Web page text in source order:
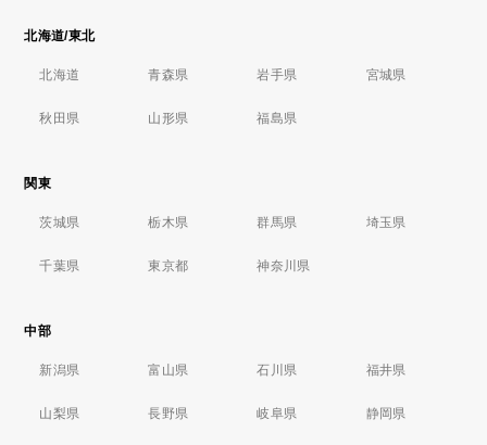
北海道/東北
北海道 青森県 岩手県 宮城県
秋田県 山形県 福島県
関東
茨城県 栃木県 群馬県 埼玉県
千葉県 東京都 神奈川県
中部
新潟県 富山県 石川県 福井県
山梨県 長野県 岐阜県 静岡県